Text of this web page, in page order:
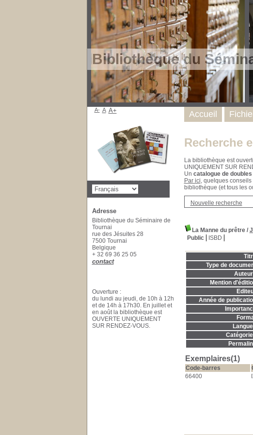
Bibliothèque du
Recherche
La bibliothèque est
UNIQUEMENT SUR
Un catalogue de doubles
Par ici, quelques conseils
bibliothèque (et tous les
Nouvelle recherche
La Manne du prêtre/
Public
ISBD
Type de
Mention
Année de
Exemplaires(1)
Code-barres
66400
Accueil
A- A A+
Adresse
Bibliothèque du Séminaire de
Tournai
rue des Jésuites 28
7500 Tournai
Belgique
+ 32 69 36 25 05
contact
Ouverture :
du lundi au jeudi, de 10h à 12h
et de 14h à 17h30. En juillet et
en août la bibliothèque est
OUVERTE UNIQUEMENT
SUR RENDEZ-VOUS.